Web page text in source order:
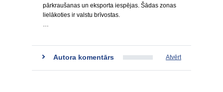
pārkraušanas un eksporta iespējas. Šādas zonas
lielākoties ir valstu brīvostas.
…
Autora komentārs Atvērt